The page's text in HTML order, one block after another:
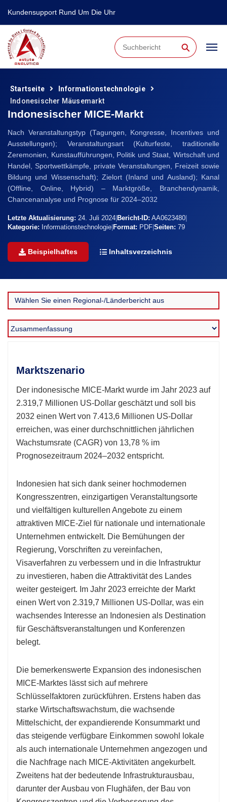
Kundensupport Rund Um Die Uhr
⚲
Startseite
Informationstechnologie
Indonesischer Mäusemarkt
Indonesischer MICE-Markt
Nach Veranstaltungstyp (Tagungen, Kongresse, Incentives und
Ausstellungen); Veranstaltungsart (Kulturfeste, traditionelle
Zeremonien, Kunstaufführungen, Politik und Staat, Wirtschaft und
Handel, Sportwettkämpfe, private Veranstaltungen, Freizeit sowie
Bildung und Wissenschaft); Zielort (Inland und Ausland); Kanal
(Offline, Online, Hybrid) – Marktgröße, Branchendynamik,
Chancenanalyse und Prognose für 2024–2032
Letzte Aktualisierung: 24. Juli 2024 Bericht-ID: AA0623480
Kategorie: Informationstechnologie Format: PDF Seiten: 79
Beispielhaftes Inhaltsverzeichnis
Marktszenario
Der indonesische MICE-Markt wurde im Jahr 2023 auf
2.319,7 Millionen US-Dollar geschätzt und soll bis
2032 einen Wert von 7.413,6 Millionen US-Dollar
erreichen, was einer durchschnittlichen jährlichen
Wachstumsrate (CAGR) von 13,78 % im
Prognosezeitraum 2024–2032 entspricht.
Indonesien hat sich dank seiner hochmodernen
Kongresszentren, einzigartigen Veranstaltungsorte
und vielfältigen kulturellen Angebote zu einem
attraktiven MICE-Ziel für nationale und internationale
Unternehmen entwickelt. Die Bemühungen der
Regierung, Vorschriften zu vereinfachen,
Visaverfahren zu verbessern und in die Infrastruktur
zu investieren, haben die Attraktivität des Landes
weiter gesteigert. Im Jahr 2023 erreichte der Markt
einen Wert von 2.319,7 Millionen US-Dollar, was ein
wachsendes Interesse an Indonesien als Destination
für Geschäftsveranstaltungen und Konferenzen
belegt.
Die bemerkenswerte Expansion des indonesischen
MICE-Marktes lässt sich auf mehrere
Schlüsselfaktoren zurückführen. Erstens haben das
starke Wirtschaftswachstum, die wachsende
Mittelschicht, der expandierende Konsummarkt und
das steigende verfügbare Einkommen sowohl lokale
als auch internationale Unternehmen angezogen und
die Nachfrage nach MICE-Aktivitäten angekurbelt.
Zweitens hat der bedeutende Infrastrukturausbau,
darunter der Ausbau von Flughäfen, der Bau von